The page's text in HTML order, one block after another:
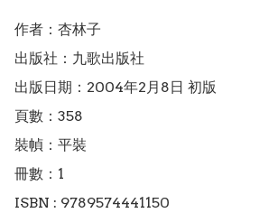
作者：杏林子
出版社：九歌出版社
出版日期：2004年2月8日 初版
頁數：358
裝幀：平裝
冊數：1
ISBN : 9789574441150